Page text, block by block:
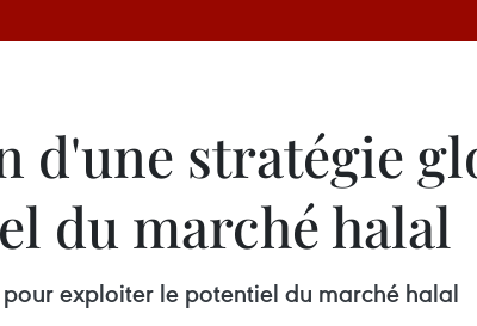
d'une stratégie
du marché halal
exploiter le potentiel du marché halal